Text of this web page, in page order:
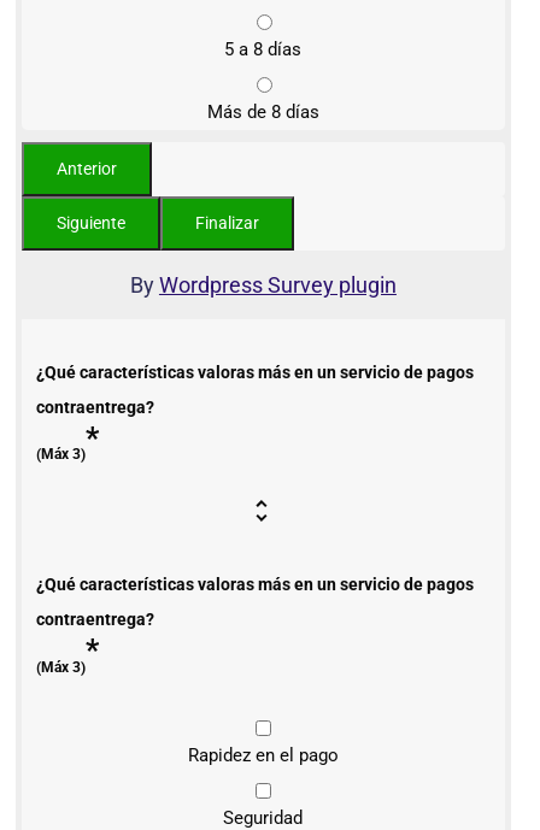
5 a 8 días
Más de 8 días
ByWordpress Survey plugin
¿Qué características valoras más en un servicio de pagos
contraentrega?
(Máx 3)*
¿Qué características valoras más en un servicio de pagos
contraentrega?
(Máx 3)*
Rapidez en el pago
Seguridad